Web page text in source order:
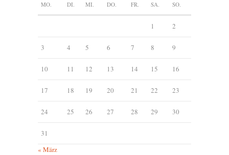
MO. DI. MI. DO. FR. SA. SO.
1 2
3 4 5 6 7 8 9
10 11 12 13 14 15 16
17 18 19 20 21 22 23
24 25 26 27 28 29 30
31
« März